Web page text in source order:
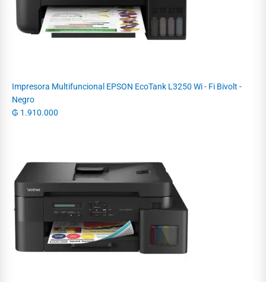
Impresora Multifuncional EPSON EcoTank L3250 Wi - Fi Bivolt -
Negro
₲ 1.910.000